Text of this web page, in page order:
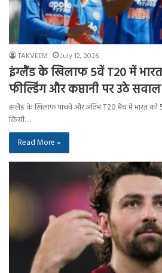
TAKVEEM July 12, 2026
इंग्लैंड के खिलाफ 5वें T20 में भारत
फील्डिंग और कप्तानी पर उठे सवाल
इंग्लैंड के खिलाफ पांचवें और अंतिम T20 मैच में भारत को 56
किसी…
Read More »